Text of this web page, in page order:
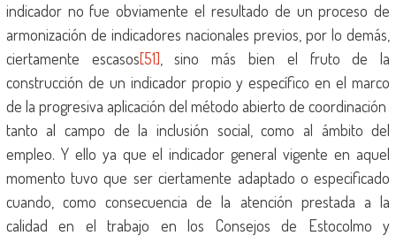
indicador no fue obviamente el resultado de un proceso de
armonización de indicadores nacionales previos, por lo demás,
ciertamente escasos[51] , sino más bien el fruto de la
construcción de un indicador propio y específico en el marco
de la progresiva aplicación del método abierto de coordinación
tanto al campo de la inclusión social, como al ámbito del
empleo. Y ello ya que el indicador general vigente en aquel
momento tuvo que ser ciertamente adaptado o especificado
cuando, como consecuencia de la atención prestada a la
calidad en el trabajo en los Consejos de Estocolmo y